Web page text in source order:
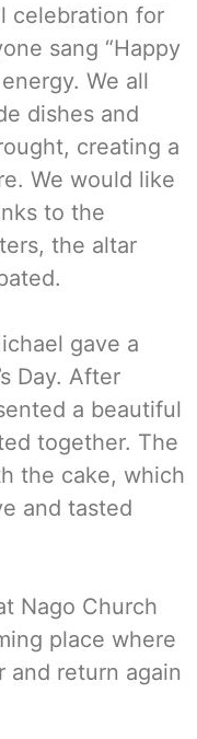
celebration for
sang “Happy
We all
dishes and
creating a
We would like
to the
the altar
gave a
Day. After
a beautiful
together. The
the cake, which
and tasted
Nago Church
place where
and return again